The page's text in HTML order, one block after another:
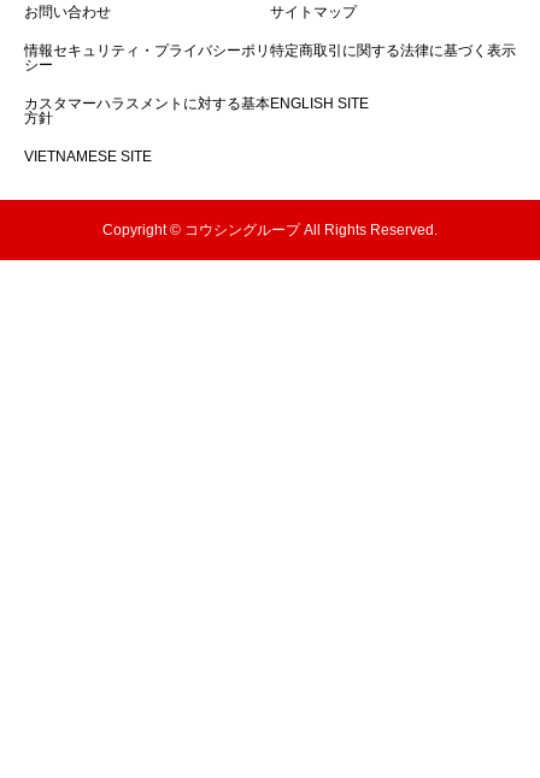
お問い合わせ サイトマップ
情報セキュリティ・プライバシーポリ
シー
特定商取引に関する法律に基づく表示
カスタマーハラスメントに対する基本
方針
ENGLISH SITE
VIETNAMESE SITE
Copyright © コウシングループ All Rights Reserved.